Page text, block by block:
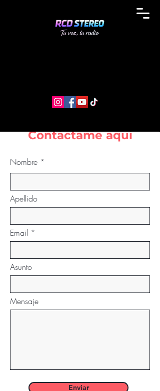
Contáctame aquí
Nombre
Apellido
Email
Asunto
Mensaje
Enviar